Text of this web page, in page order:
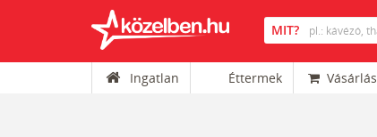
Ingatlan Éttermek Vásárlás